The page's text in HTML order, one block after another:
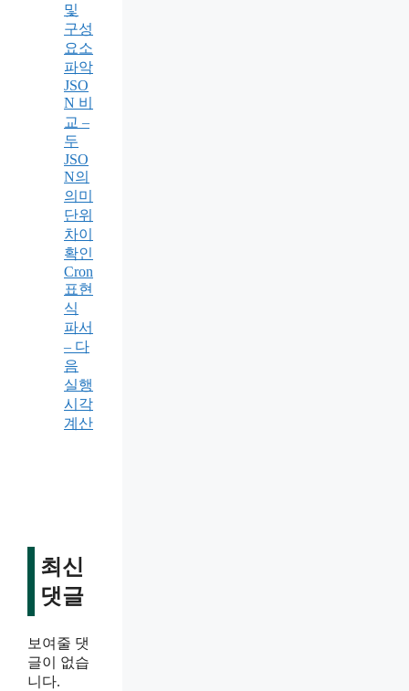
및
구성
요소
파악
JSO
N 비
교 –
두
JSO
N의
의미
단위
차이
확인
Cron
표현
식
파서
– 다
음
실행
시각
계산
최신
댓글
보여줄 댓
글이 없습
니다.